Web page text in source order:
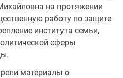
на протяжении
работу по защите
института семьи,
сферы
материалы о